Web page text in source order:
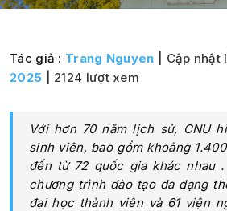
Tác giả : Trang Nguyen | Cập nhật
2025 | 2124 lượt xem
Với hơn 70 năm lịch sử, CNU
sinh viên, bao gồm khoảng
đến từ 72 quốc gia khác nhau
chương trình đào tạo đa dạng
đại học thành viên và 61 viện